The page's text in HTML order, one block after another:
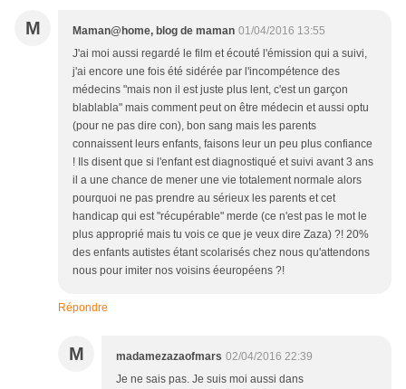
M Maman@home, blog de maman 01/04/2016 13:55
J'ai moi aussi regardé le film et écouté l'émission qui a suivi,
j'ai encore une fois été sidérée par l'incompétence des
médecins "mais non il est juste plus lent, c'est un garçon
blablabla" mais comment peut on être médecin et aussi optu
(pour ne pas dire con), bon sang mais les parents
connaissent leurs enfants, faisons leur un peu plus confiance
! Ils disent que si l'enfant est diagnostiqué et suivi avant 3 ans
il a une chance de mener une vie totalement normale alors
pourquoi ne pas prendre au sérieux les parents et cet
handicap qui est "récupérable" merde (ce n'est pas le mot le
plus approprié mais tu vois ce que je veux dire Zaza) ?! 20%
des enfants autistes étant scolarisés chez nous qu'attendons
nous pour imiter nos voisins éeuropéens ?!
Répondre
M madamezazaofmars 02/04/2016 22:39
Je ne sais pas. Je suis moi aussi dans